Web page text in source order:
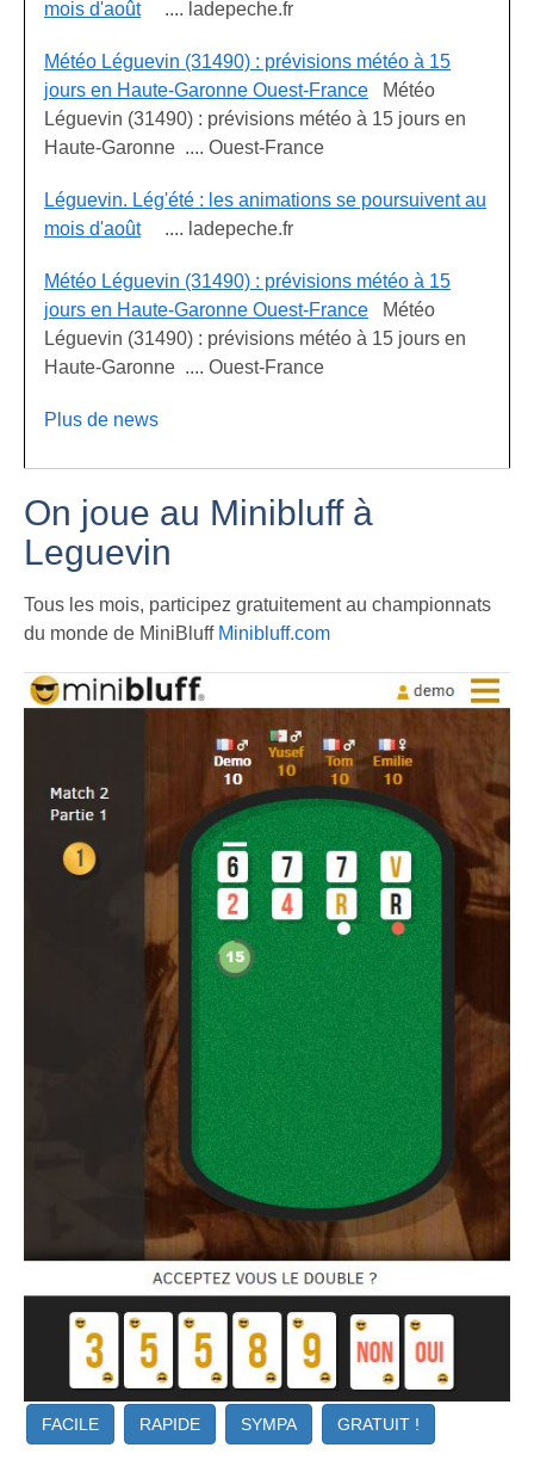
mois d'août.... ladepeche.fr
Météo Léguevin (31490) : prévisions météo à 15
jours en Haute-Garonne Ouest-France Météo
Léguevin (31490) : prévisions météo à 15 jours en
Haute-Garonne .... Ouest-France
Léguevin. Lég'été : les animations se poursuivent au
mois d'août.... ladepeche.fr
Météo Léguevin (31490) : prévisions météo à 15
jours en Haute-Garonne Ouest-France Météo
Léguevin (31490) : prévisions météo à 15 jours en
Haute-Garonne .... Ouest-France
Plus de news
On joue au Minibluff à
Leguevin
Tous les mois, participez gratuitement au championnats
du monde de MiniBluff Minibluff.com
FACILE RAPIDE SYMPA GRATUIT !